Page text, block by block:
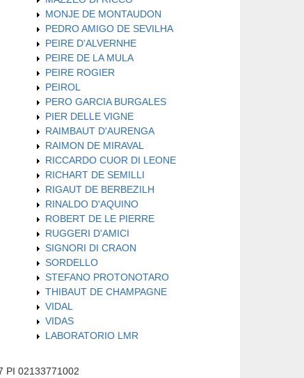
MONJE DE MONTAUDON
PEDRO AMIGO DE SEVILHA
PEIRE D'ALVERNHE
PEIRE DE LA MULA
PEIRE ROGIER
PEIROL
PERO GARCIA BURGALES
PIER DELLE VIGNE
RAIMBAUT D'AURENGA
RAIMON DE MIRAVAL
RICCARDO CUOR DI LEONE
RICHART DE SEMILLI
RIGAUT DE BERBEZILH
RINALDO D'AQUINO
ROBERT DE LE PIERRE
RUGGERI D'AMICI
SIGNORI DI CRAON
SORDELLO
STEFANO PROTONOTARO
THIBAUT DE CHAMPAGNE
VIDAL
VIDAS
LABORATORIO LMR
PI 02133771002